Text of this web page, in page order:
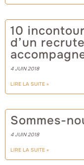
10
d’un
4 JUIN 2018
LIRE LA SUITE »
Sommes-
4 JUIN 2018
LIRE LA SUITE »